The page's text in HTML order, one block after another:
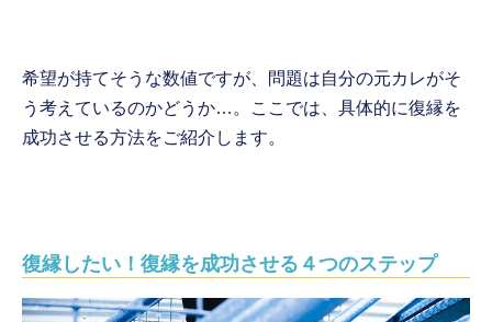
希望が持てそうな数値ですが、問題は自分の元カレがそ
う考えているのかどうか…。ここでは、具体的に復縁を
成功させる方法をご紹介します。
復縁したい！復縁を成功させる４つのステップ